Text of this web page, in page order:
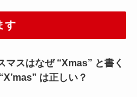
す
マスはなぜ “Xmas” と書く
は正しい？